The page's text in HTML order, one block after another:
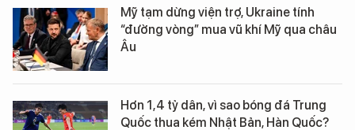
Mỹ tạm dừng viện trợ, Ukraine tính
“đường vòng” mua vũ khí Mỹ qua châu
Âu
Hơn 1,4 tỷ dân, vì sao bóng đá Trung
Quốc thua kém Nhật Bản, Hàn Quốc?